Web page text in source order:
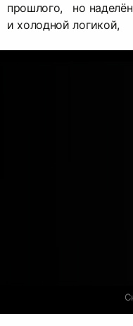
прошлого, но
и холодной логикой,